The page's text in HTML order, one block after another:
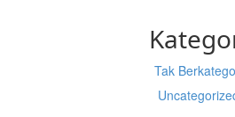
Tak